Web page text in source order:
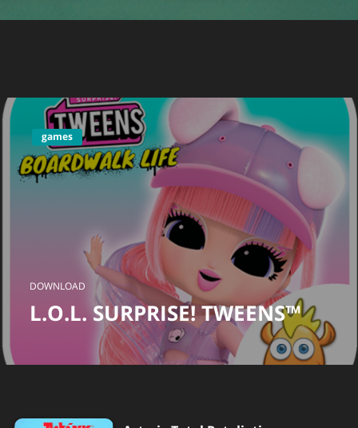
games
DOWNLOAD
L.O.L. SURPRISE! TWEENS™